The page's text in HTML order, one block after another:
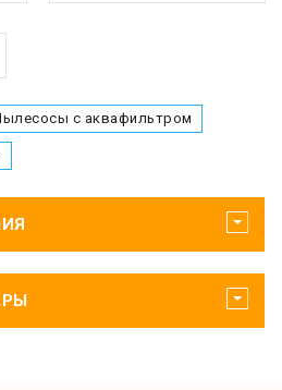
с аквафильтром